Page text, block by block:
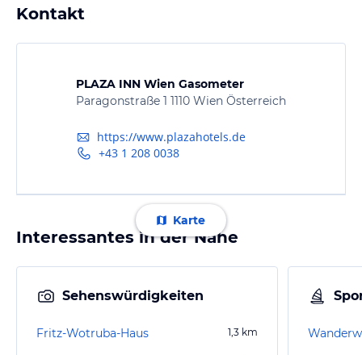
Kontakt
PLAZA INN Wien Gasometer
Paragonstraße 1 1110 Wien Österreich
https://www.plazahotels.de
+43 1 208 0038
Karte
Interessantes in der Nähe
Sehenswürdigkeiten
Fritz-Wotruba-Haus 1,3 km